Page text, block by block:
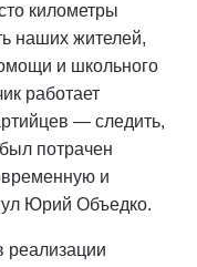
километры
наших жителей,
и школьного
работает
— следить,
потрачен
и
Юрий Объедко.
реализации